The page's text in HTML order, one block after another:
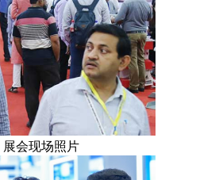
展会现场照片